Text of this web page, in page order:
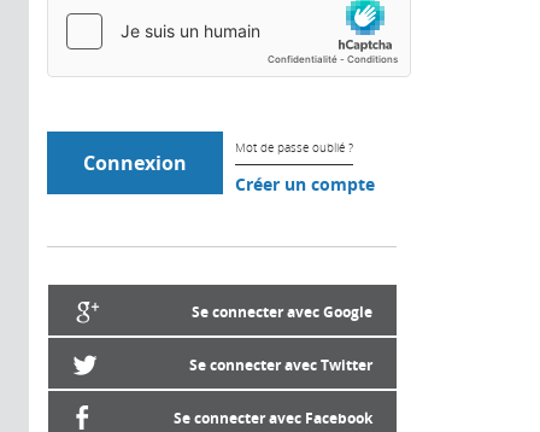
Mot de passe oublié ?
Créer un compte
Se connecter avec Google
Se connecter avec Twitter
Se connecter avec Facebook